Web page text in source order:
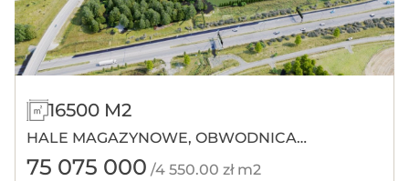
16500 M2
HALE MAGAZYNOWE, OBWODNICA
OLSZTYNA.
75 075 000 /4 550.00 zł m2